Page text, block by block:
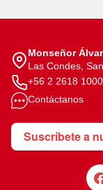
Monseñor
Las Condes,
+56 2 2618 1000
Contáctanos
Suscríbete a